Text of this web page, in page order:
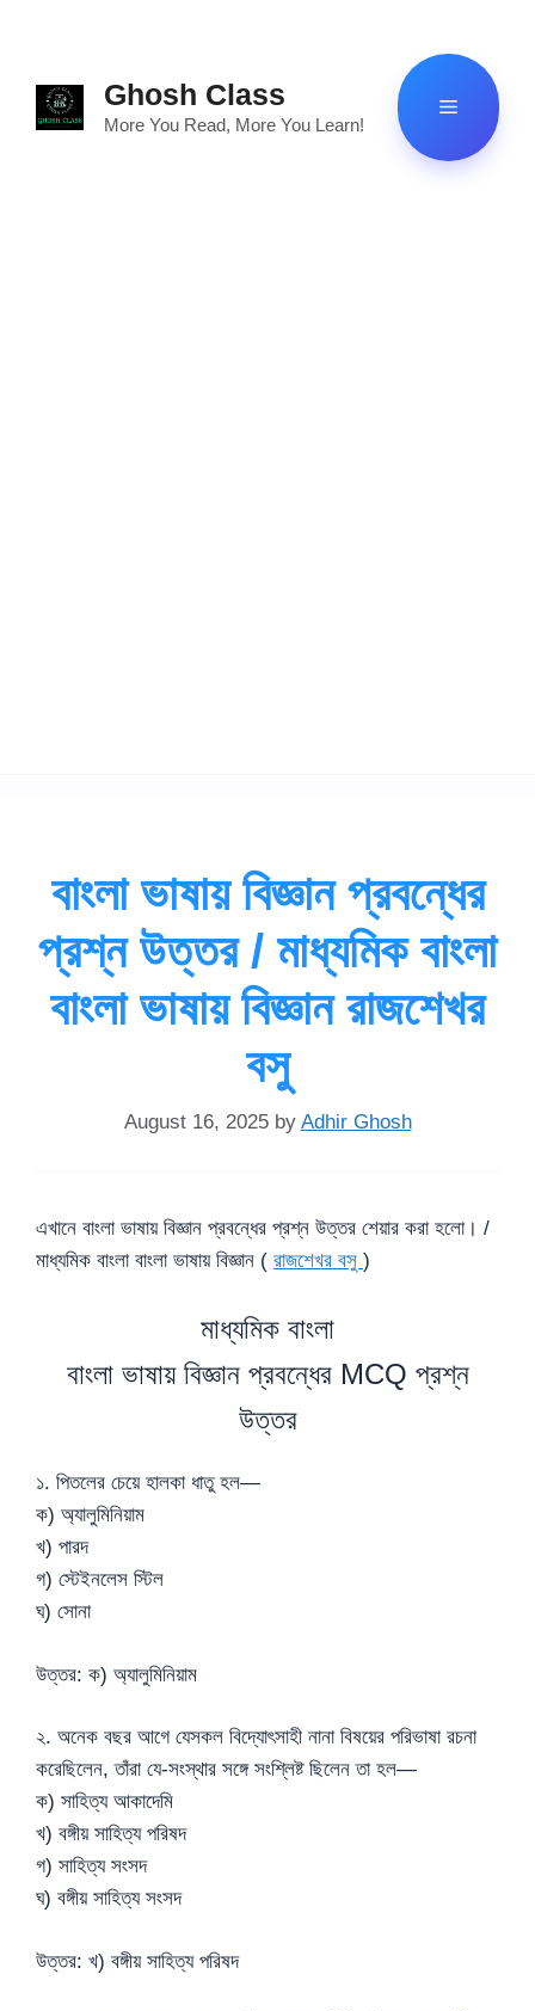
content
Ghosh Class
More You Read, More You Learn!
Menu
বাংলা ভাষায় বিজ্ঞান প্রবন্ধের
প্রশ্ন উত্তর / মাধ্যমিক বাংলা
বাংলা ভাষায় বিজ্ঞান রাজশেখর
বসু
August 16, 2025 by Adhir Ghosh
এখানে বাংলা ভাষায় বিজ্ঞান প্রবন্ধের প্রশ্ন উত্তর শেয়ার করা হলো। /
মাধ্যমিক বাংলা বাংলা ভাষায় বিজ্ঞান ( রাজশেখর বসু )
মাধ্যমিক বাংলা
বাংলা ভাষায় বিজ্ঞান প্রবন্ধের MCQ প্রশ্ন
উত্তর
১. পিতলের চেয়ে হালকা ধাতু হল—
ক) অ্যালুমিনিয়াম
খ) পারদ
গ) স্টেইনলেস স্টিল
ঘ) সোনা
উত্তর: ক) অ্যালুমিনিয়াম
২. অনেক বছর আগে যেসকল বিদ্যোৎসাহী নানা বিষয়ের পরিভাষা রচনা
করেছিলেন, তাঁরা যে-সংস্থার সঙ্গে সংশ্লিষ্ট ছিলেন তা হল—
ক) সাহিত্য আকাদেমি
খ) বঙ্গীয় সাহিত্য পরিষদ
গ) সাহিত্য সংসদ
ঘ) বঙ্গীয় সাহিত্য সংসদ
উত্তর: খ) বঙ্গীয় সাহিত্য পরিষদ